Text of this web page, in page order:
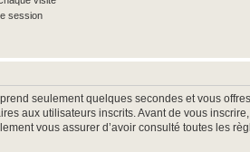
session
seulement quelques secondes et vous
aux utilisateurs inscrits. Avant de vous
vous assurer d’avoir consulté toutes les